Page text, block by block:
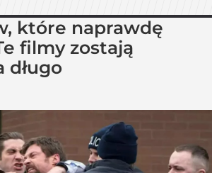
które naprawdę
filmy zostają
długo